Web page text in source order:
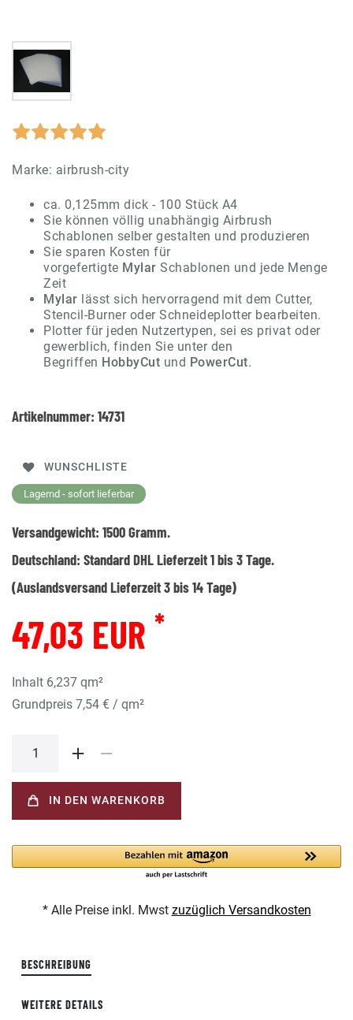
Marke: airbrush-city
ca. 0,125mm dick - 100 Stück A4
Sie können völlig unabhängig Airbrush
Schablonen selber gestalten und produzieren
Sie sparen Kosten für
vorgefertigte Mylar Schablonen und jede Menge
Zeit
Mylar lässt sich hervorragend mit dem Cutter,
Stencil-Burner oder Schneideplotter bearbeiten.
Plotter für jeden Nutzertypen, sei es privat oder
gewerblich, finden Sie unter den
Begriffen HobbyCut und PowerCut.
Artikelnummer: 14731
WUNSCHLISTE
Lagernd - sofort lieferbar
Versandgewicht: 1500Gramm.
Deutschland: Standard DHL Lieferzeit 1 bis 3 Tage.
(Auslandsversand Lieferzeit 3 bis 14 Tage)
47,03 EUR *
Inhalt 6,237 qm²
Grundpreis 7,54 € / qm²
IN DEN WARENKORB
* Alle Preise inkl. Mwst zuzüglich Versandkosten
BESCHREIBUNG
WEITERE DETAILS